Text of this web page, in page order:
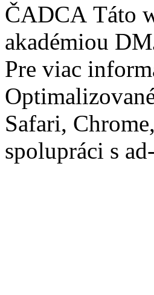
Táto
akadémiou
Pre viac
Safari,
spolupráci s